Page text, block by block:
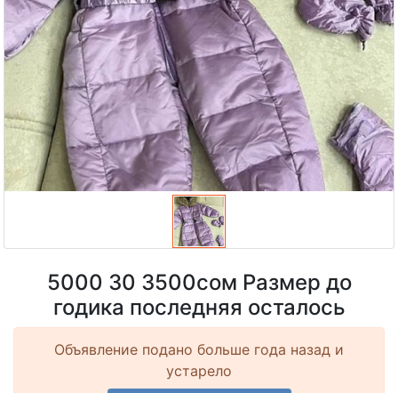
5000 30 3500сом Размер до
годика последняя осталось
Объявление подано больше года назад и
устарело